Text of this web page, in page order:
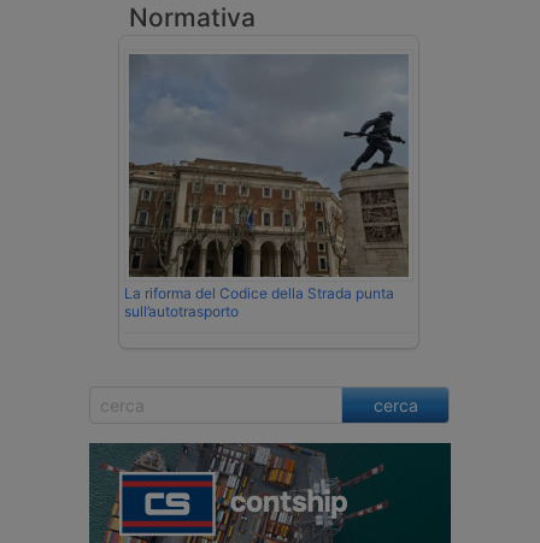
Normativa
La riforma del Codice della Strada punta
sull’autotrasporto
cerca